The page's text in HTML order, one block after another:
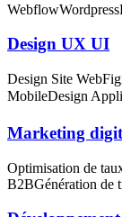
WebflowWordpress
Design UX UI
Design Site Web
MobileDesign
Marketing
Optimisation de
B2BGénération de